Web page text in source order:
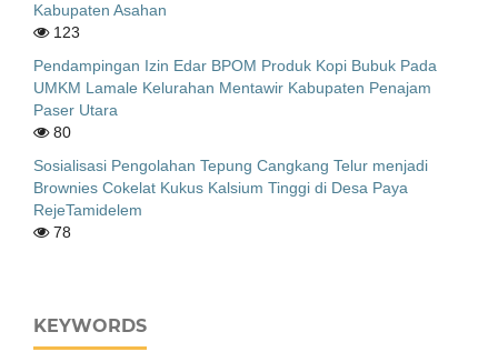
Kabupaten Asahan
123
Pendampingan Izin Edar BPOM Produk Kopi Bubuk Pada
UMKM Lamale Kelurahan Mentawir Kabupaten Penajam
Paser Utara
80
Sosialisasi Pengolahan Tepung Cangkang Telur menjadi
Brownies Cokelat Kukus Kalsium Tinggi di Desa Paya
RejeTamidelem
78
KEYWORDS